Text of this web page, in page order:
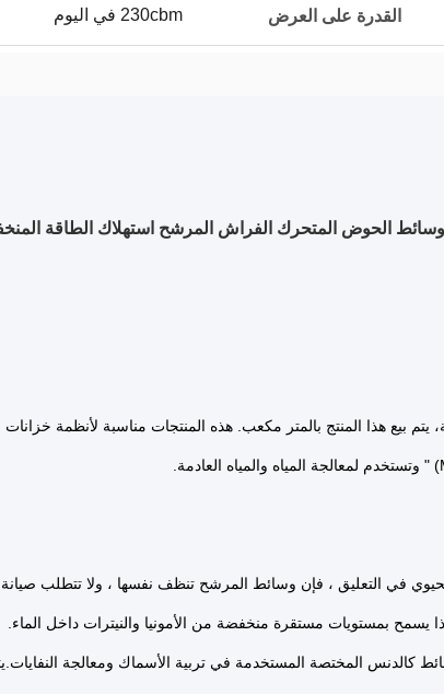
القدرة على العرض 230cbm في اليوم
بيع هذا المنتج بالمتر مكعب. هذه المنتجات مناسبة لأنظمة
في التعليق ، فإن وسائط المرشح تنظف نفسها ، ولا تتطلب
يسمح بمستويات مستقرة منخفضة من الأمونيا والنيترات داخل الماء.
كالدنس المختصة المستخدمة في تربية الأسماك ومعالجة